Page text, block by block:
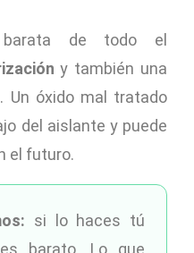
de todo el
y también una
Un óxido mal tratado
del aislante y puede
el futuro.
si lo haces tú
barato. Lo que